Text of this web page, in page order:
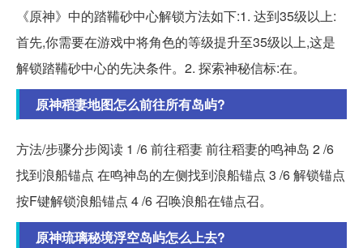
《原神》中的踏鞴砂中心解锁方法如下:1. 达到35级以上:
首先,你需要在游戏中将角色的等级提升至35级以上,这是
解锁踏鞴砂中心的先决条件。2. 探索神秘信标:在。
原神稻妻地图怎么前往所有岛屿?
方法/步骤分步阅读 1 /6 前往稻妻 前往稻妻的鸣神岛 2 /6
找到浪船锚点 在鸣神岛的左侧找到浪船锚点 3 /6 解锁锚点
按F键解锁浪船锚点 4 /6 召唤浪船在锚点召。
原神琉璃秘境浮空岛屿怎么上去?